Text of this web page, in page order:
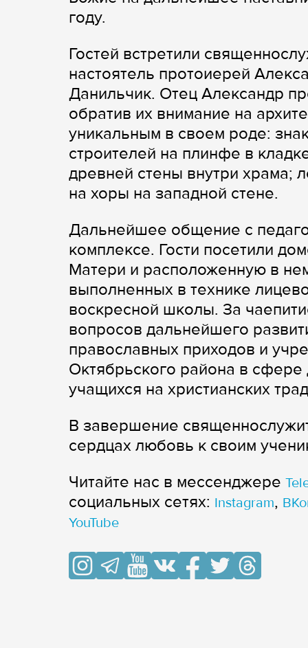
году.
Гостей встретили
настоятель протоиерей
Данильчик. Отец Александр
обратив их внимание на
уникальным в своем роде:
строителей на плинфе в
древней стены внутри храма;
на хоры на западной стене.
Дальнейшее общение с
комплексе. Гости посетили
Матери и расположенную в
выполненных в технике
воскресной школы. За
вопросов дальнейшего
православных приходов и
Октябрьского района в сфере
учащихся на христианских
В завершение
сердцах любовь к своим
Читайте нас в мессенджере
cоциальных сетях: Instagram,
YouTube